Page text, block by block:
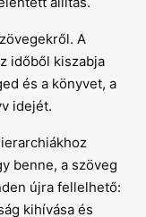
A
időből kiszabja
és a könyvet, a
idejét.
benne, a szöveg
újra fellelhető:
kihívása és